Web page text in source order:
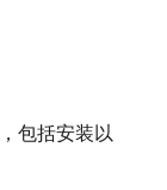
，包括安装以